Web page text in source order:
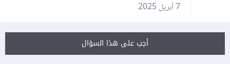
7 أبريل 2025
أجب على هذا السؤال